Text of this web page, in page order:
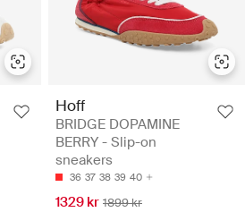
Hoff
BRIDGE DOPAMINE
BERRY - Slip-on
sneakers
36 37 38 39 40
1329 kr 1899 kr